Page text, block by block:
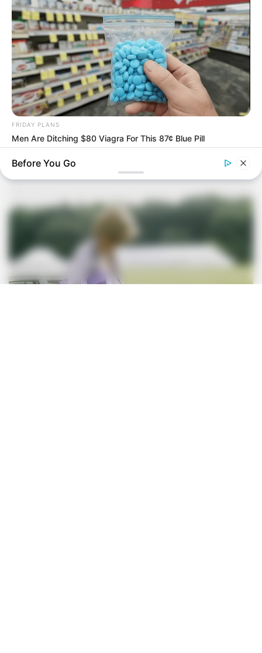
FRIDAY PLANS
Men Are Ditching $80 Viagra For This 87¢ Blue Pill
Before You Go